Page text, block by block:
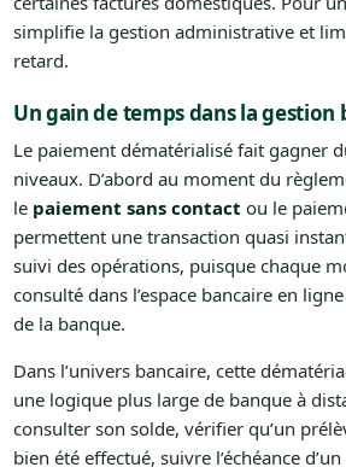
simplifie la gestion administrative et
retard.
Un gain de temps dans la gestion
Le paiement dématérialisé fait gagner
niveaux. D’abord au moment du
le paiement sans contact ou le
permettent une transaction quasi
suivi des opérations, puisque chaque
consulté dans l’espace bancaire en
de la banque.
Dans l’univers bancaire, cette
une logique plus large de banque à
consulter son solde, vérifier qu’un
bien été effectué, suivre l’échéance